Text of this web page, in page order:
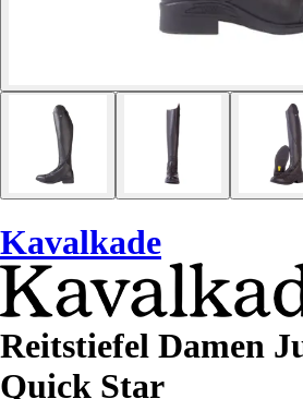
Kavalkade
Reitstiefel Damen
Quick Star